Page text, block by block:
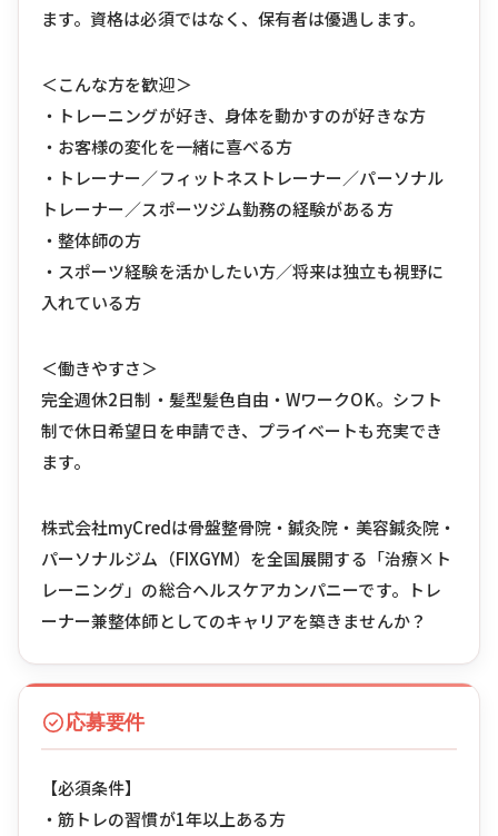
ます。資格は必須ではなく、保有者は優遇します。
＜こんな方を歓迎＞
・トレーニングが好き、身体を動かすのが好きな方
・お客様の変化を一緒に喜べる方
・トレーナー／フィットネストレーナー／パーソナル
トレーナー／スポーツジム勤務の経験がある方
・整体師の方
・スポーツ経験を活かしたい方／将来は独立も視野に
入れている方
＜働きやすさ＞
完全週休2日制・髪型髪色自由・WワークOK。シフト
制で休日希望日を申請でき、プライベートも充実でき
ます。
株式会社myCredは骨盤整骨院・鍼灸院・美容鍼灸院・
パーソナルジム（FIXGYM）を全国展開する「治療×ト
レーニング」の総合ヘルスケアカンパニーです。トレ
ーナー兼整体師としてのキャリアを築きませんか？
応募要件
【必須条件】
・筋トレの習慣が1年以上ある方